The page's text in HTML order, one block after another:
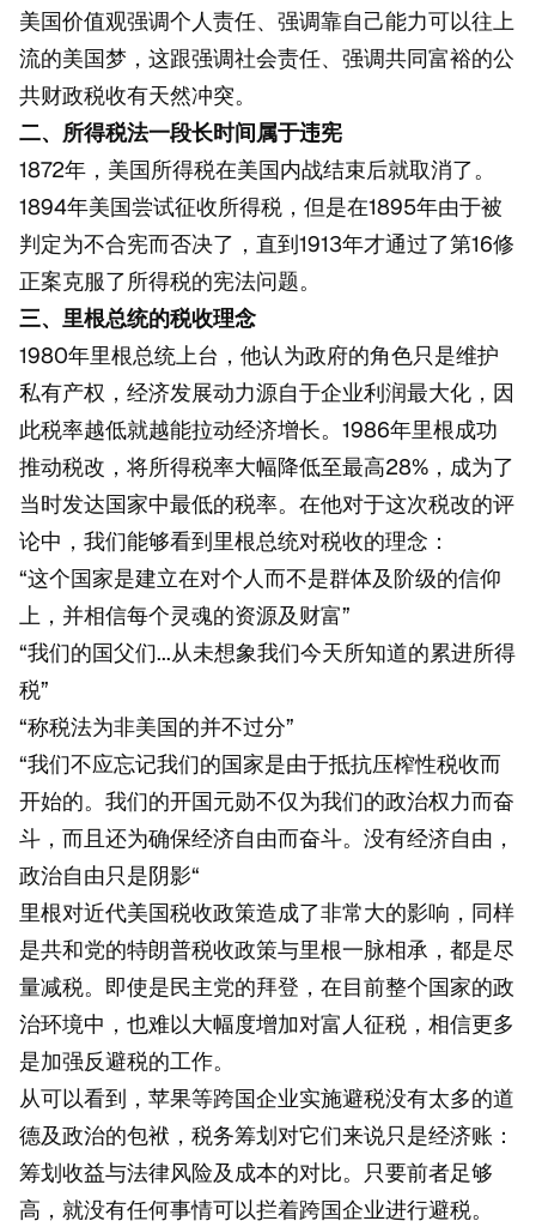
美国价值观强调个人责任、强调靠自己能力可以往上
流的美国梦，这跟强调社会责任、强调共同富裕的公
共财政税收有天然冲突。
二、所得税法一段长时间属于违宪
1872年，美国所得税在美国内战结束后就取消了。
1894年美国尝试征收所得税，但是在1895年由于被
判定为不合宪而否决了，直到1913年才通过了第16修
正案克服了所得税的宪法问题。
三、里根总统的税收理念
1980年里根总统上台，他认为政府的角色只是维护
私有产权，经济发展动力源自于企业利润最大化，因
此税率越低就越能拉动经济增长。1986年里根成功
推动税改，将所得税率大幅降低至最高28%，成为了
当时发达国家中最低的税率。在他对于这次税改的评
论中，我们能够看到里根总统对税收的理念：
“这个国家是建立在对个人而不是群体及阶级的信仰
上，并相信每个灵魂的资源及财富”
“我们的国父们...从未想象我们今天所知道的累进所得
税”
“称税法为非美国的并不过分”
“我们不应忘记我们的国家是由于抵抗压榨性税收而
开始的。我们的开国元勋不仅为我们的政治权力而奋
斗，而且还为确保经济自由而奋斗。没有经济自由，
政治自由只是阴影“
里根对近代美国税收政策造成了非常大的影响，同样
是共和党的特朗普税收政策与里根一脉相承，都是尽
量减税。即使是民主党的拜登，在目前整个国家的政
治环境中，也难以大幅度增加对富人征税，相信更多
是加强反避税的工作。
从可以看到，苹果等跨国企业实施避税没有太多的道
德及政治的包袱，税务筹划对它们来说只是经济账：
筹划收益与法律风险及成本的对比。只要前者足够
高，就没有任何事情可以拦着跨国企业进行避税。